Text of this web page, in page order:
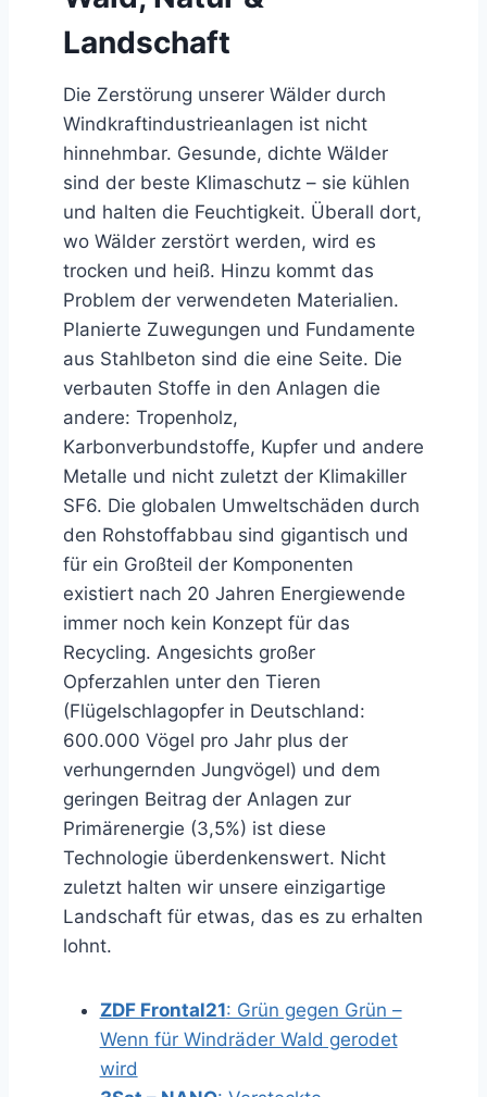
Landschaft
Die Zerstörung unserer Wälder durch
Windkraftindustrieanlagen ist nicht
hinnehmbar. Gesunde, dichte Wälder
sind der beste Klimaschutz – sie kühlen
und halten die Feuchtigkeit. Überall dort,
wo Wälder zerstört werden, wird es
trocken und heiß. Hinzu kommt das
Problem der verwendeten Materialien.
Planierte Zuwegungen und Fundamente
aus Stahlbeton sind die eine Seite. Die
verbauten Stoffe in den Anlagen die
andere: Tropenholz,
Karbonverbundstoffe, Kupfer und andere
Metalle und nicht zuletzt der Klimakiller
SF6. Die globalen Umweltschäden durch
den Rohstoffabbau sind gigantisch und
für ein Großteil der Komponenten
existiert nach 20 Jahren Energiewende
immer noch kein Konzept für das
Recycling. Angesichts großer
Opferzahlen unter den Tieren
(Flügelschlagopfer in Deutschland:
600.000 Vögel pro Jahr plus der
verhungernden Jungvögel) und dem
geringen Beitrag der Anlagen zur
Primärenergie (3,5%) ist diese
Technologie überdenkenswert. Nicht
zuletzt halten wir unsere einzigartige
Landschaft für etwas, das es zu erhalten
lohnt.
ZDF Frontal21: Grün gegen Grün –
Wenn für Windräder Wald gerodet
wird